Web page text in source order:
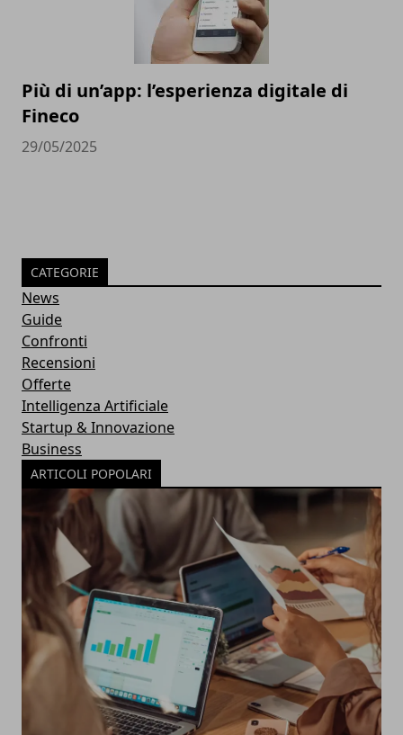
Più di un’app: l’esperienza digitale di
Fineco
29/05/2025
CATEGORIE
News
Guide
Confronti
Recensioni
Offerte
Intelligenza Artificiale
Startup & Innovazione
Business
ARTICOLI POPOLARI